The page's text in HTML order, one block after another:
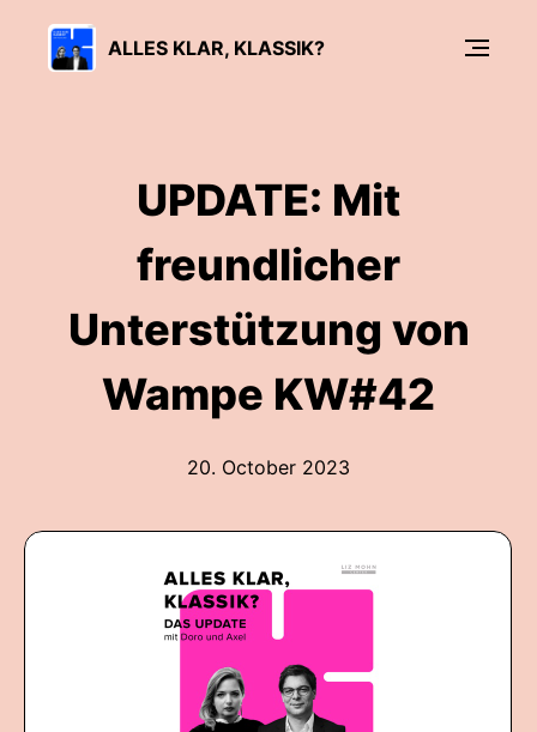
ALLES KLAR, KLASSIK?
UPDATE: Mit
freundlicher
Unterstützung von
Wampe KW#42
20. October 2023